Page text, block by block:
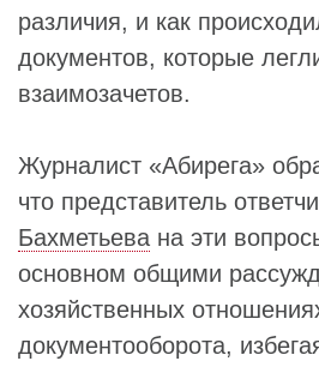
различия, и как
документов, которые
взаимозачетов.
Журналист «Абирега»
что представитель
Бахметьева на эти
основном общими
хозяйственных
документооборота,